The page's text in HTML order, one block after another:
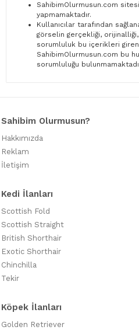
SahibimOlurmusun.com sitesi
yapmamaktadır.
Kullanıcılar tarafından
görselin gerçekliği,
sorumluluk bu içerikleri giren
SahibimOlurmusun.com bu
sorumluluğu
Sahibim Olurmusun?
Hakkımızda
Reklam
İletişim
Kedi İlanları
Scottish Fold
Scottish Straight
British Shorthair
Exotic Shorthair
Chinchilla
Tekir
Köpek İlanları
Golden Retriever